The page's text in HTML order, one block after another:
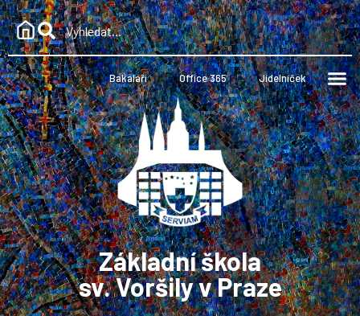
Bakaláři Office 365 Jídelníček
Základní škola
sv. Voršily v Praze